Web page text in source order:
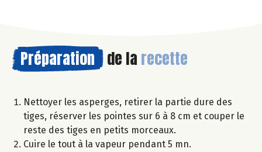
Préparation de la recette
Nettoyer les asperges, retirer la partie dure des
tiges, réserver les pointes sur 6 à 8 cm et couper le
reste des tiges en petits morceaux.
Cuire le tout à la vapeur pendant 5 mn.